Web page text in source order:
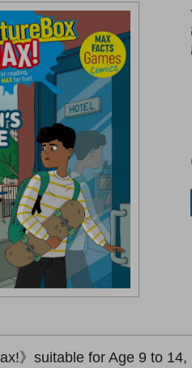
》suitable for Age 9 to